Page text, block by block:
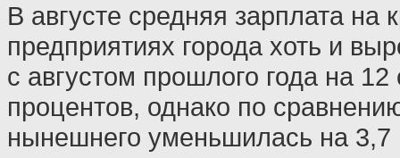
В августе средняя зарплата на
предприятиях города хоть и
с августом прошлого года на
процентов, однако по
нынешнего уменьшилась на 3,7